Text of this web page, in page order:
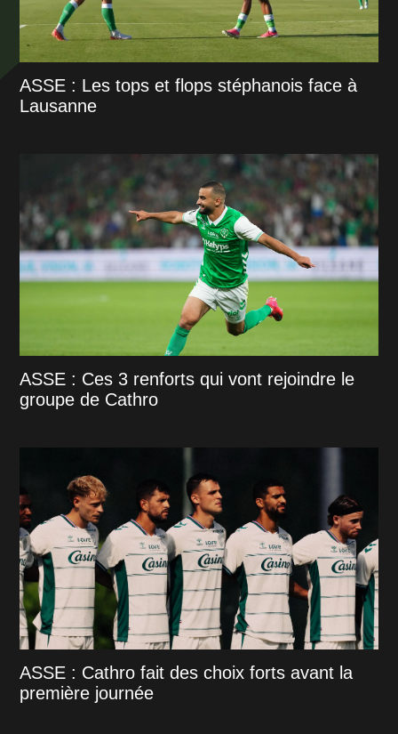
ASSE : Les tops et flops stéphanois face à
Lausanne
ASSE : Ces 3 renforts qui vont rejoindre le
groupe de Cathro
ASSE : Cathro fait des choix forts avant la
première journée